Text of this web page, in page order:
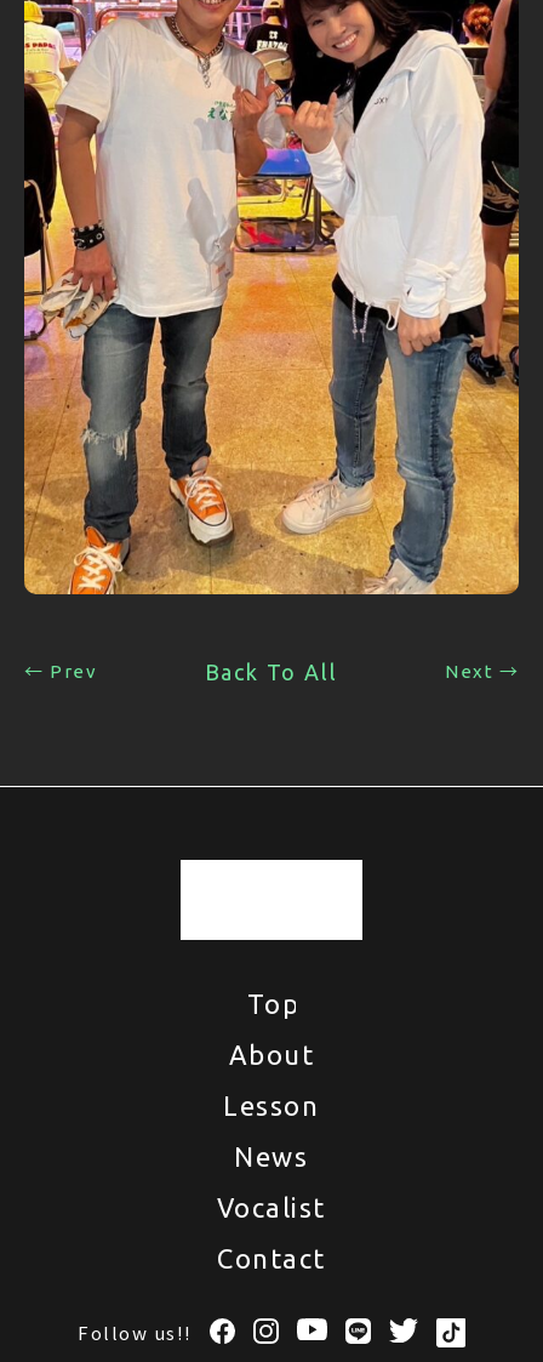
← Prev Back To All Next →
Top
About
About
Lesson
Lesson
News
News
Vocalist
Vocalist
Contact
Contact
Follow us!!